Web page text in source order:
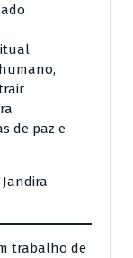
de paz e
trabalho de